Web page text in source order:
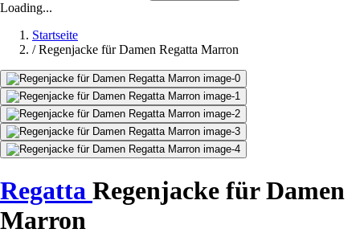
Loading...
Startseite
/ Regenjacke für Damen Regatta Marron
Regatta Regenjacke für Damen
Marron